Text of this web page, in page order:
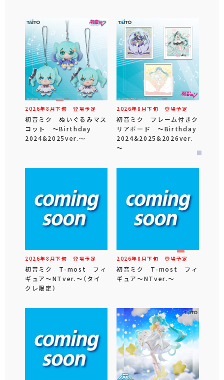
2026年8 月下旬 登場予定
初音ミク ぬいぐるみマス
コット ～Birthday
2024&2025ver.～
2026年8 月下旬 登場予定
初音ミク フレーム付きク
リアボード ～Birthday
2024&2025&2026ver.
～
2026年8 月下旬 登場予定
初音ミク T-most フィ
ギュア～NTver.～（タイ
クレ限定）
2026年8 月下旬 登場予定
初音ミク T-most フィ
ギュア～NTver.～